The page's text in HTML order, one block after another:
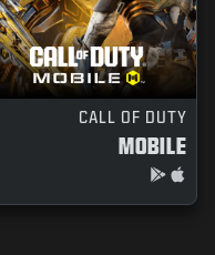
CALL OF DUTY
MOBILE